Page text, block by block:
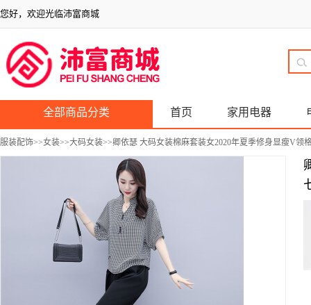
您好，欢迎光临沛富商城
全部商品分类 首页 家用电器
服装配饰>>女装>>大码女装>>卿依瑟 大码女装棉麻套装女2020年夏季修身显瘦V领